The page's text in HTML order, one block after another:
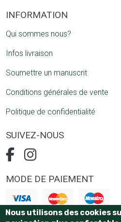
INFORMATION
Qui sommes nous?
Infos livraison
Soumettre un manuscrit
Conditions générales de vente
Politique de confidentialité
SUIVEZ-NOUS
MODE DE PAIEMENT
Paiement 100% sécurisé
Nous utilisons des cookies